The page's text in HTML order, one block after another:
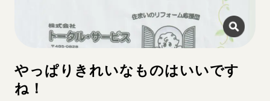
やっぱりきれいなものはいいです
ね！